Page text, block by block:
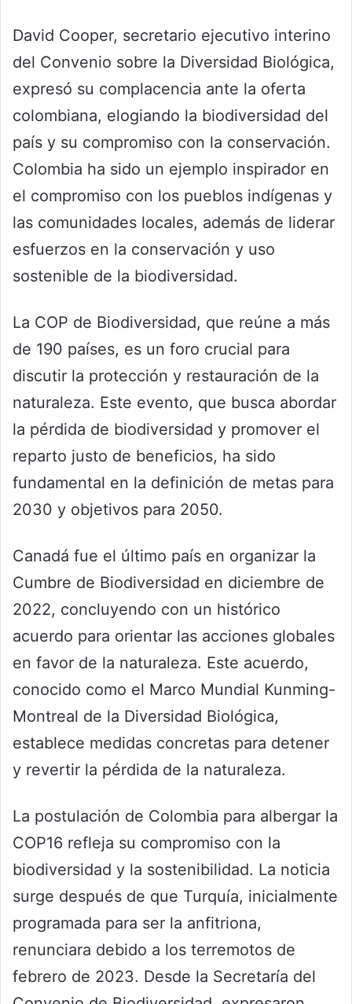
David Cooper, secretario ejecutivo interino
del Convenio sobre la Diversidad Biológica,
expresó su complacencia ante la oferta
colombiana, elogiando la biodiversidad del
país y su compromiso con la conservación.
Colombia ha sido un ejemplo inspirador en
el compromiso con los pueblos indígenas y
las comunidades locales, además de liderar
esfuerzos en la conservación y uso
sostenible de la biodiversidad.
La COP de Biodiversidad, que reúne a más
de 190 países, es un foro crucial para
discutir la protección y restauración de la
naturaleza. Este evento, que busca abordar
la pérdida de biodiversidad y promover el
reparto justo de beneficios, ha sido
fundamental en la definición de metas para
2030 y objetivos para 2050.
Canadá fue el último país en organizar la
Cumbre de Biodiversidad en diciembre de
2022, concluyendo con un histórico
acuerdo para orientar las acciones globales
en favor de la naturaleza. Este acuerdo,
conocido como el Marco Mundial Kunming-
Montreal de la Diversidad Biológica,
establece medidas concretas para detener
y revertir la pérdida de la naturaleza.
La postulación de Colombia para albergar la
COP16 refleja su compromiso con la
biodiversidad y la sostenibilidad. La noticia
surge después de que Turquía, inicialmente
programada para ser la anfitriona,
renunciara debido a los terremotos de
febrero de 2023. Desde la Secretaría del